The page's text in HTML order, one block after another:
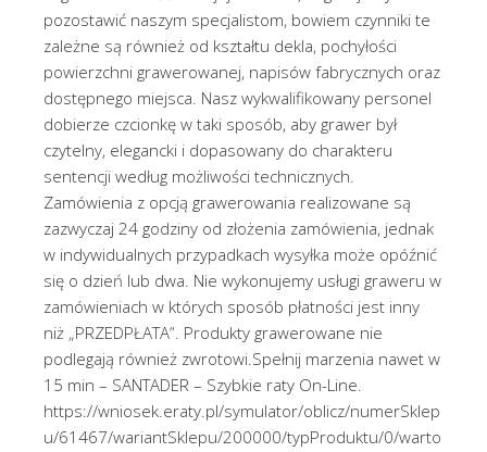
pozostawić naszym specjalistom, bowiem czynniki te
zależne są również od kształtu dekla, pochyłości
powierzchni grawerowanej, napisów fabrycznych oraz
dostępnego miejsca. Nasz wykwalifikowany personel
dobierze czcionkę w taki sposób, aby grawer był
czytelny, elegancki i dopasowany do charakteru
sentencji według możliwości technicznych.
Zamówienia z opcją grawerowania realizowane są
zazwyczaj 24 godziny od złożenia zamówienia, jednak
w indywidualnych przypadkach wysyłka może opóźnić
się o dzień lub dwa. Nie wykonujemy usługi graweru w
zamówieniach w których sposób płatności jest inny
niż „PRZEDPŁATA”. Produkty grawerowane nie
podlegają również zwrotowi.Spełnij marzenia nawet w
15 min – SANTADER – Szybkie raty On-Line.
https://wniosek.eraty.pl/symulator/oblicz/numerSklep
u/61467/wariantSklepu/200000/typProduktu/0/warto